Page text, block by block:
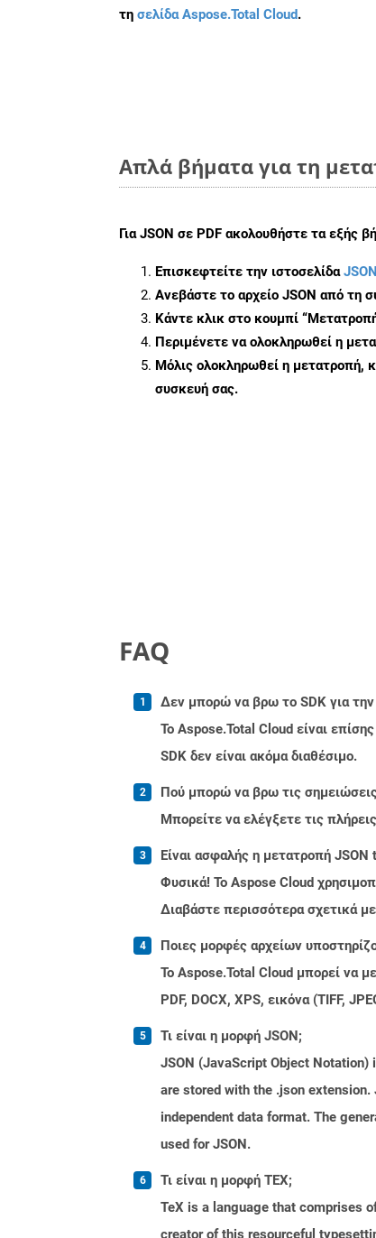
τη σελίδα Aspose.Total Cloud.
Απλά βήματα για τη
ΓιαJSON σε PDF ακολουθήστε τα εξής
Επισκεφτείτε την ιστοσελίδα
Ανεβάστε το αρχείο JSON από τη
Κάντε κλικ στο κουμπί
Περιμένετε να ολοκληρωθεί η
Μόλις ολοκληρωθεί η μετατροπή,
συσκευή σας.
FAQ
Δεν μπορώ να βρω το SDK για
Το Aspose.Total Cloud είναι
SDK δεν είναι ακόμα διαθέσιμο.
Πού μπορώ να βρω τις
Μπορείτε να ελέγξετε τις
Είναι ασφαλής η μετατροπή JSON
Φυσικά! Το Aspose Cloud
Διαβάστε περισσότερα σχετικά
Ποιες μορφές αρχείων
Το Aspose.Total Cloud μπορεί να
PDF, DOCX, XPS, εικόνα (TIFF,
Τι είναι η μορφή JSON;
JSON (JavaScript Object
are stored with the .json
independent data format. The
used for JSON.
Τι είναι η μορφή TEX;
TeX is a language that comprises
creator of this resourceful